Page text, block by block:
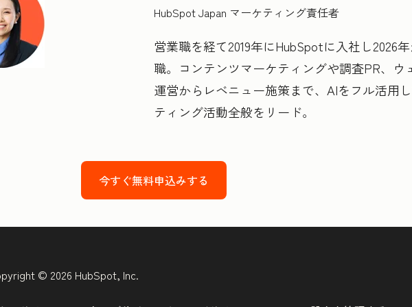
HubSpot Japan マーケティング責任者
営業職を経て2019年にHubSpotに入社し2026
職。コンテンツマーケティングや調査PR、ウ
運営からレベニュー施策まで、AIをフル活用
ティング活動全般をリード。
今すぐ無料申込みする
© 2026 HubSpot, Inc.